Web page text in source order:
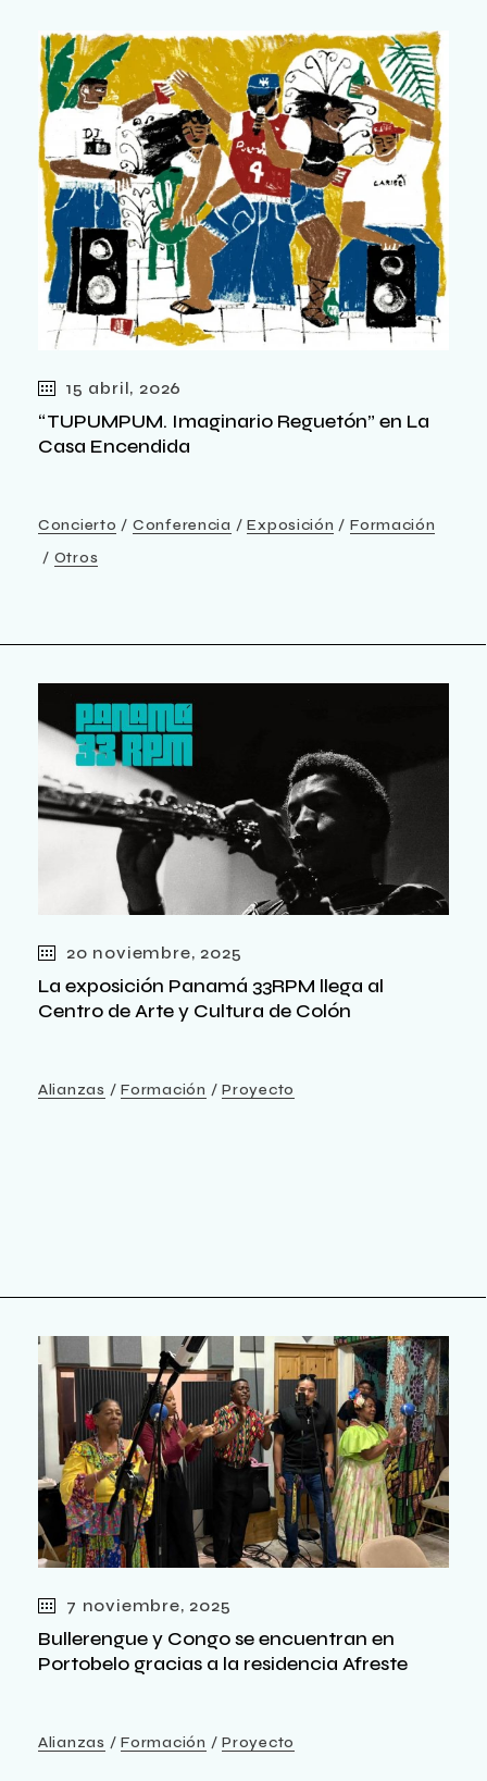
15 abril, 2026
“TUPUMPUM. Imaginario Reguetón” en La
Casa Encendida
Concierto Conferencia Exposición
Formación
Otros
20 noviembre, 2025
La exposición Panamá 33RPM llega al
Centro de Arte y Cultura de Colón
Alianzas Formación Proyecto
7 noviembre, 2025
Bullerengue y Congo se encuentran en
Portobelo gracias a la residencia Afreste
Alianzas Formación Proyecto